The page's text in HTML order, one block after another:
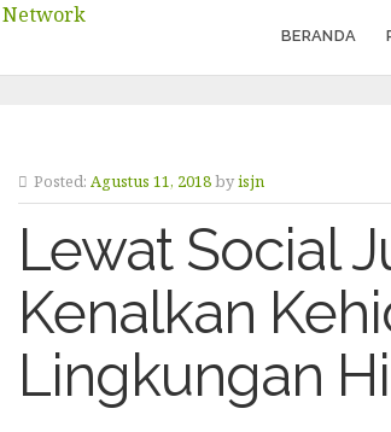
BERANDA
Posted: Agustus 11, 2018byisjn
Lewat Social
Kenalkan
Lingkungan